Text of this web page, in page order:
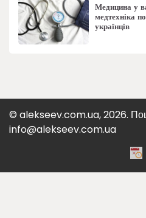
Медицина у
медтехніка
українців
© alekseev.com.ua, 2026.
info@alekseev.com.ua